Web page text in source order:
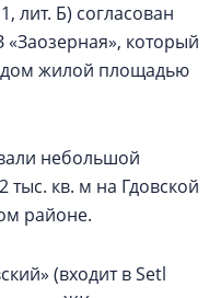
лит. Б) согласован
«Заозерная», который
дом жилой площадью
небольшой
кв. м на Гдовской
районе.
(входит в Setl